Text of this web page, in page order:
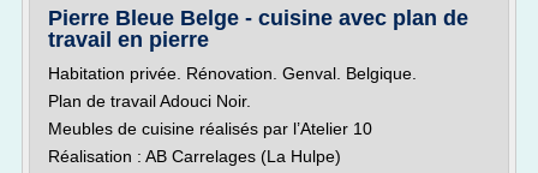
Pierre Bleue Belge - cuisine avec plan de
travail en pierre
Habitation privée. Rénovation. Genval. Belgique.
Plan de travail Adouci Noir.
Meubles de cuisine réalisés par l’Atelier 10
Réalisation : AB Carrelages (La Hulpe)